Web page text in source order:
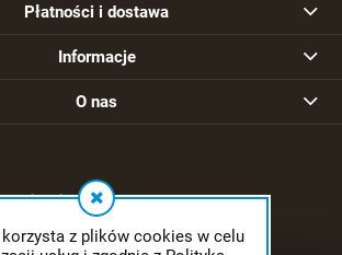
z plików cookies w celu
Płatności i dostawa
Informacje
O nas
-Kalibracja alkomatu